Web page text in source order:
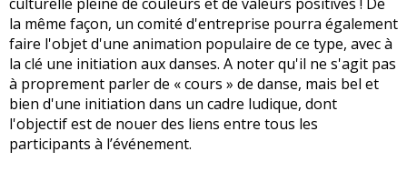
la même façon, un comité d'entreprise pourra également
faire l'objet d'une animation populaire de ce type, avec à
la clé une initiation aux danses. A noter qu'il ne s'agit pas
à proprement parler de « cours » de danse, mais bel et
bien d'une initiation dans un cadre ludique, dont
l'objectif est de nouer des liens entre tous les
participants à l’événement.